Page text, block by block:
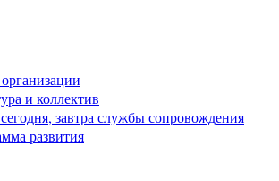
и коллектив
завтра службы сопровождения
развития